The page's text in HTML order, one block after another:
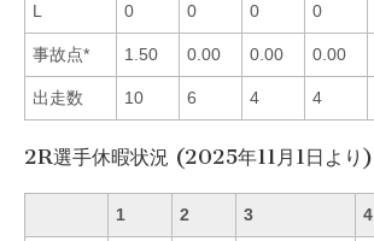
L 0 0 0 0
事故点* 1.50 0.00 0.00 0.00
出走数 10 6 4 4
2R選手休暇状況 (2025年11月1日より)
1 2 3 4